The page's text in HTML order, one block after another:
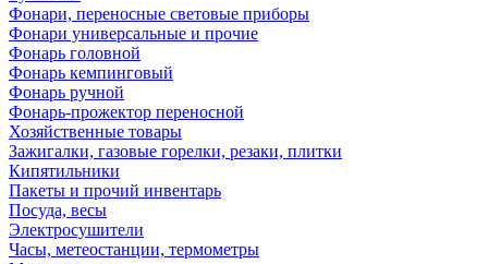
Фонари, переносные световые приборы
Фонари универсальные и прочие
Фонарь головной
Фонарь кемпинговый
Фонарь ручной
Фонарь-прожектор переносной
Хозяйственные товары
Зажигалки, газовые горелки, резаки, плитки
Кипятильники
Пакеты и прочий инвентарь
Посуда, весы
Электросушители
Часы, метеостанции, термометры